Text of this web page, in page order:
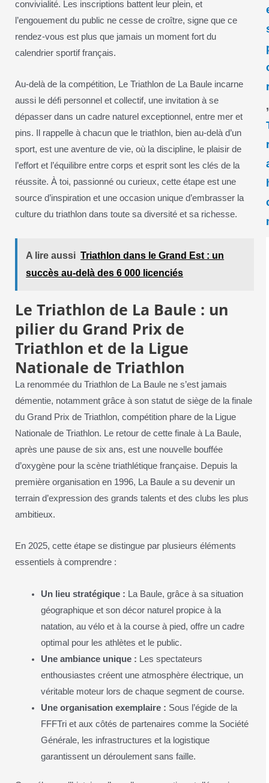
convivialité. Les inscriptions battent leur plein, et
l’engouement du public ne cesse de croître, signe que ce
rendez-vous est plus que jamais un moment fort du
calendrier sportif français.
Au-delà de la compétition, Le Triathlon de La Baule incarne
aussi le défi personnel et collectif, une invitation à se
dépasser dans un cadre naturel exceptionnel, entre mer et
pins. Il rappelle à chacun que le triathlon, bien au-delà d’un
sport, est une aventure de vie, où la discipline, le plaisir de
l’effort et l’équilibre entre corps et esprit sont les clés de la
réussite. À toi, passionné ou curieux, cette étape est une
source d’inspiration et une occasion unique d’embrasser la
culture du triathlon dans toute sa diversité et sa richesse.
A lire aussi Triathlon dans le Grand Est : un
succès au-delà des 6 000 licenciés
Le Triathlon de La Baule : un
pilier du Grand Prix de
Triathlon et de la Ligue
Nationale de Triathlon
La renommée du Triathlon de La Baule ne s’est jamais
démentie, notamment grâce à son statut de siège de la finale
du Grand Prix de Triathlon, compétition phare de la Ligue
Nationale de Triathlon. Le retour de cette finale à La Baule,
après une pause de six ans, est une nouvelle bouffée
d’oxygène pour la scène triathlétique française. Depuis la
première organisation en 1996, La Baule a su devenir un
terrain d’expression des grands talents et des clubs les plus
ambitieux.
En 2025, cette étape se distingue par plusieurs éléments
essentiels à comprendre :
Un lieu stratégique : La Baule, grâce à sa situation
géographique et son décor naturel propice à la
natation, au vélo et à la course à pied, offre un cadre
optimal pour les athlètes et le public.
Une ambiance unique : Les spectateurs
enthousiastes créent une atmosphère électrique, un
véritable moteur lors de chaque segment de course.
Une organisation exemplaire : Sous l’égide de la
FFFTri et aux côtés de partenaires comme la Société
Générale, les infrastructures et la logistique
garantissent un déroulement sans faille.
,